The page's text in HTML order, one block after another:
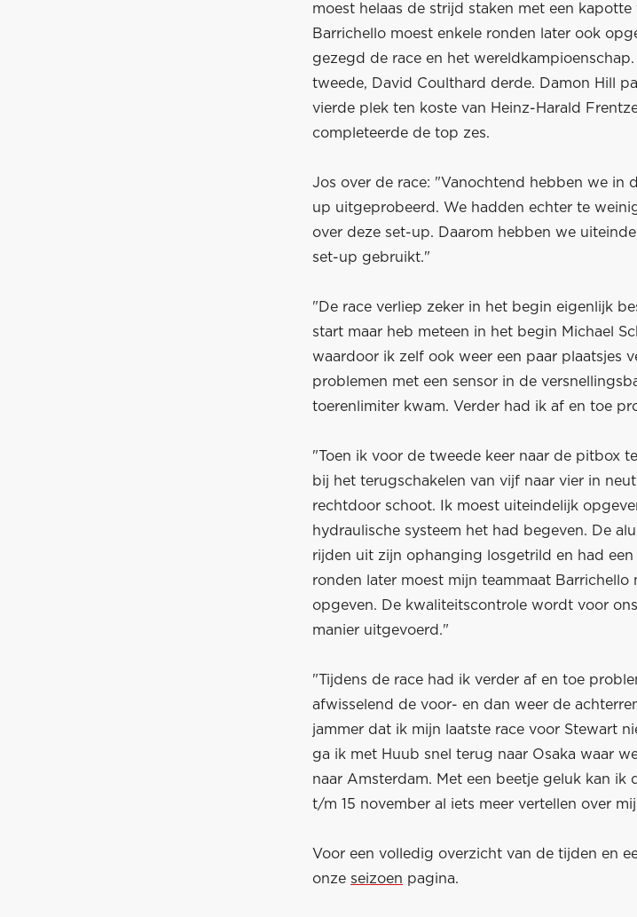
moest helaas de strijd staken met een kapotte
Barrichello moest enkele ronden later ook
gezegd de race en het
tweede, David Coulthard derde. Damon Hill
vierde plek ten koste van Heinz-Harald
completeerde de top zes.
Jos over de race: "Vanochtend hebben we in
up uitgeprobeerd. We hadden echter te
over deze set-up. Daarom hebben we
set-up gebruikt."
"De race verliep zeker in het begin eigenlijk
start maar heb meteen in het begin Michael
waardoor ik zelf ook weer een paar plaatsjes
problemen met een sensor in de
toerenlimiter kwam. Verder had ik af en toe
"Toen ik voor de tweede keer naar de pitbox
bij het terugschakelen van vijf naar vier in
rechtdoor schoot. Ik moest uiteindelijk
hydraulische systeem het had begeven. De
rijden uit zijn ophanging losgetrild en had
ronden later moest mijn teammaat
opgeven. De kwaliteitscontrole wordt voor
manier uitgevoerd."
"Tijdens de race had ik verder af en toe
afwisselend de voor- en dan weer de
jammer dat ik mijn laatste race voor Stewart
ga ik met Huub snel terug naar Osaka waar
naar Amsterdam. Met een beetje geluk kan ik
t/m 15 november al iets meer vertellen over
Voor een volledig overzicht van de tijden en
onze seizoen pagina.